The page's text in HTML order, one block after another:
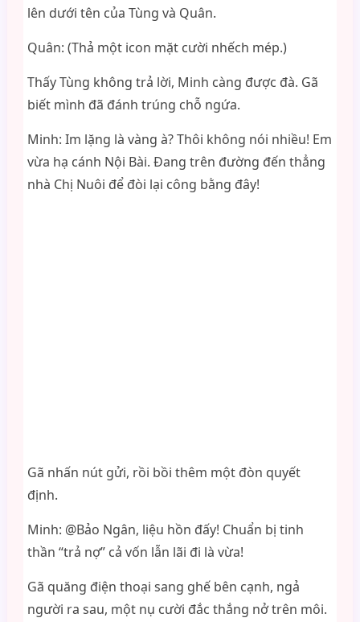
lên dưới tên của Tùng và Quân.
Quân: (Thả một icon mặt cười nhếch mép.)
Thấy Tùng không trả lời, Minh càng được đà. Gã
biết mình đã đánh trúng chỗ ngứa.
Minh: Im lặng là vàng à? Thôi không nói nhiều! Em
vừa hạ cánh Nội Bài. Đang trên đường đến thẳng
nhà Chị Nuôi để đòi lại công bằng đây!
Gã nhấn nút gửi, rồi bồi thêm một đòn quyết
định.
Minh: @Bảo Ngân, liệu hồn đấy! Chuẩn bị tinh
thần “trả nợ” cả vốn lẫn lãi đi là vừa!
Gã quăng điện thoại sang ghế bên cạnh, ngả
người ra sau, một nụ cười đắc thắng nở trên môi.